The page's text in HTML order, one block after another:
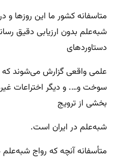
متاسفانه کشور ما این روزها
شبه‌علم بدون ارزیابی دقیق
دستاوردهای
علمی واقعی گزارش می‌شوند
سوخت و…. و دیگر اختراعات
بخشی از ترویج
شبه‌علم در ایران است.
متأسفانه آنچه که رواج شبه‌علم